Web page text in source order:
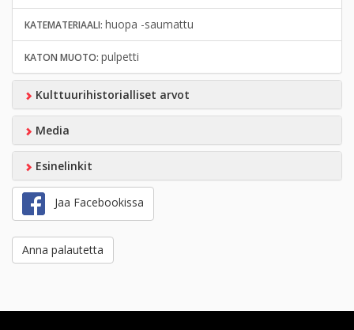
KATEMATERIAALI: huopa -saumattu
KATON MUOTO: pulpetti
Kulttuurihistorialliset arvot
Media
Esinelinkit
Jaa Facebookissa
Anna palautetta